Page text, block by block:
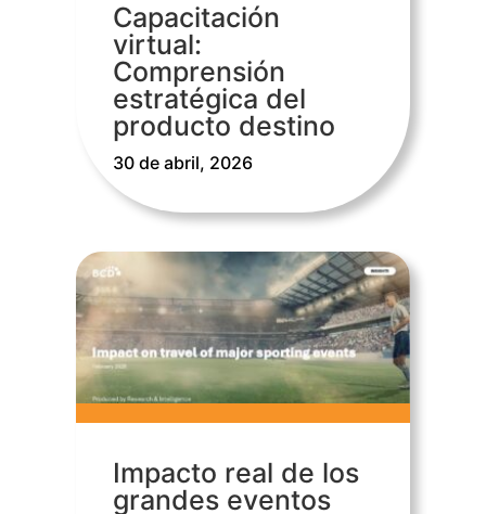
Capacitación
virtual:
Comprensión
estratégica del
producto destino
30 de abril, 2026
Impacto real de los
grandes eventos